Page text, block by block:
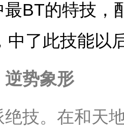
最BT的特技，
中了此技能以
逆势象形
技。在和天